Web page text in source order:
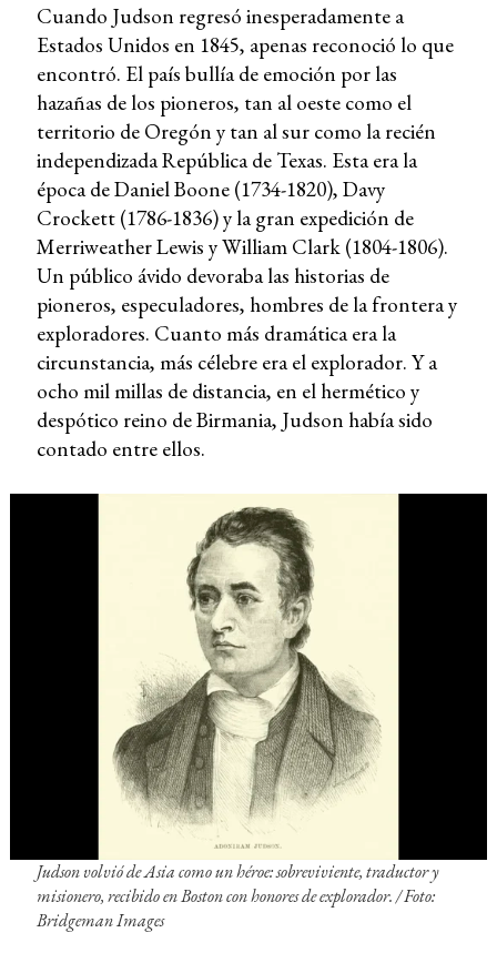
Cuando Judson regresó inesperadamente a
Estados Unidos en 1845, apenas reconoció lo que
encontró. El país bullía de emoción por las
hazañas de los pioneros, tan al oeste como el
territorio de Oregón y tan al sur como la recién
independizada República de Texas. Esta era la
época de Daniel Boone (1734-1820), Davy
Crockett (1786-1836) y la gran expedición de
Merriweather Lewis y William Clark (1804-1806).
Un público ávido devoraba las historias de
pioneros, especuladores, hombres de la frontera y
exploradores. Cuanto más dramática era la
circunstancia, más célebre era el explorador. Y a
ocho mil millas de distancia, en el hermético y
despótico reino de Birmania, Judson había sido
contado entre ellos.
Judson volvió de Asia como un héroe: sobreviviente, traductor y
misionero, recibido en Boston con honores de explorador. / Foto:
Bridgeman Images